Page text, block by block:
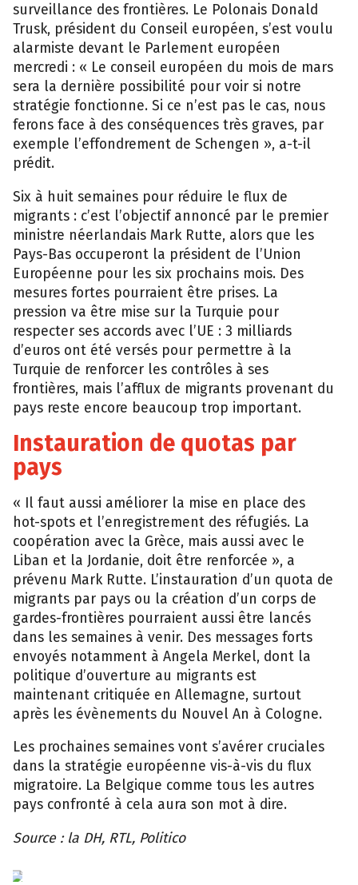
surveillance des frontières. Le Polonais Donald
Trusk, président du Conseil européen, s’est voulu
alarmiste devant le Parlement européen
mercredi : « Le conseil européen du mois de mars
sera la dernière possibilité pour voir si notre
stratégie fonctionne. Si ce n’est pas le cas, nous
ferons face à des conséquences très graves, par
exemple l’effondrement de Schengen », a-t-il
prédit.
Six à huit semaines pour réduire le flux de
migrants : c’est l’objectif annoncé par le premier
ministre néerlandais Mark Rutte, alors que les
Pays-Bas occuperont la président de l’Union
Européenne pour les six prochains mois. Des
mesures fortes pourraient être prises. La
pression va être mise sur la Turquie pour
respecter ses accords avec l’UE : 3 milliards
d’euros ont été versés pour permettre à la
Turquie de renforcer les contrôles à ses
frontières, mais l’afflux de migrants provenant du
pays reste encore beaucoup trop important.
Instauration de quotas par
pays
« Il faut aussi améliorer la mise en place des
hot-spots et l’enregistrement des réfugiés. La
coopération avec la Grèce, mais aussi avec le
Liban et la Jordanie, doit être renforcée », a
prévenu Mark Rutte. L’instauration d’un quota de
migrants par pays ou la création d’un corps de
gardes-frontières pourraient aussi être lancés
dans les semaines à venir. Des messages forts
envoyés notamment à Angela Merkel, dont la
politique d’ouverture au migrants est
maintenant critiquée en Allemagne, surtout
après les évènements du Nouvel An à Cologne.
Les prochaines semaines vont s’avérer cruciales
dans la stratégie européenne vis-à-vis du flux
migratoire. La Belgique comme tous les autres
pays confronté à cela aura son mot à dire.
Source : la DH, RTL, Politico
EPA